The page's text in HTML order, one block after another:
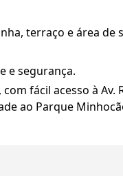
terraço e área de
e segurança.
fácil acesso à Av.
ao Parque